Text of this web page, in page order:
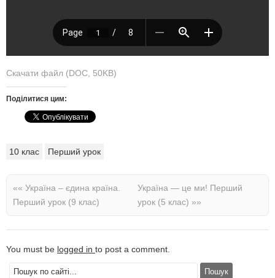
Скачати файл (DOC, 50KB)
Поділитися цим:
10 клас Перший урок
«« Україна – єдина країна.
Перший урок (9 клас)
Україна — це ми! Перший
урок (5 клас) »»
You must be logged in to post a comment.